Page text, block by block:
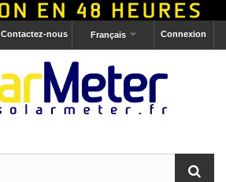
Connexion
Français
Contactez-nous